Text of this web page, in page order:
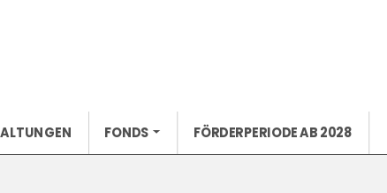
FONDS FÖRDERPERIODE AB 2028